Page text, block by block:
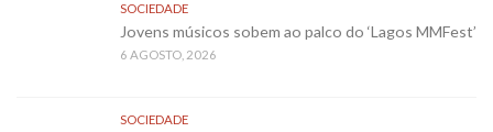
SOCIEDADE
Jovens músicos sobem ao palco do ‘Lagos MMFest’
6 AGOSTO, 2026
SOCIEDADE